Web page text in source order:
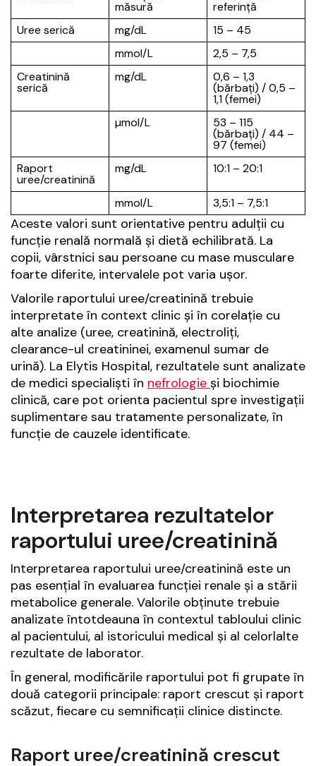
măsură
referință
Uree serică
mg/dL
15 – 45
mmol/L
2,5 – 7,5
Creatinină
serică
mg/dL 0,6 – 1,3
(bărbați) / 0,5 –
1,1 (femei)
µmol/L
53 – 115
(bărbați) / 44 –
97 (femei)
Raport
uree/creatinină
mg/dL 10:1 – 20:1
mmol/L 3,5:1 – 7,5:1
Aceste valori sunt orientative pentru adulții cu
funcție renală normală și dietă echilibrată. La
copii, vârstnici sau persoane cu mase musculare
foarte diferite, intervalele pot varia ușor.
Valorile raportului uree/creatinină trebuie
interpretate în context clinic și în corelație cu
alte analize (uree, creatinină, electroliți,
clearance-ul creatininei, examenul sumar de
urină). La Elytis Hospital, rezultatele sunt analizate
de medici specialiști în nefrologie și biochimie
clinică, care pot orienta pacientul spre investigații
suplimentare sau tratamente personalizate, în
funcție de cauzele identificate.
Interpretarea rezultatelor
raportului uree/creatinină
Interpretarea raportului uree/creatinină este un
pas esențial în evaluarea funcției renale și a stării
metabolice generale. Valorile obținute trebuie
analizate întotdeauna în contextul tabloului clinic
al pacientului, al istoricului medical și al celorlalte
rezultate de laborator.
În general, modificările raportului pot fi grupate în
două categorii principale: raport crescut și raport
scăzut, fiecare cu semnificații clinice distincte.
Raport uree/creatinină crescut